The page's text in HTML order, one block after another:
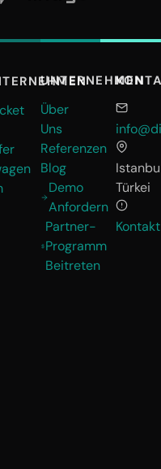
UNTERNEHMEN
Über
Uns
Referenzen
Blog
Demo
Anfordern
Partner-
Programm
Beitreten
Türkei
Kontakt